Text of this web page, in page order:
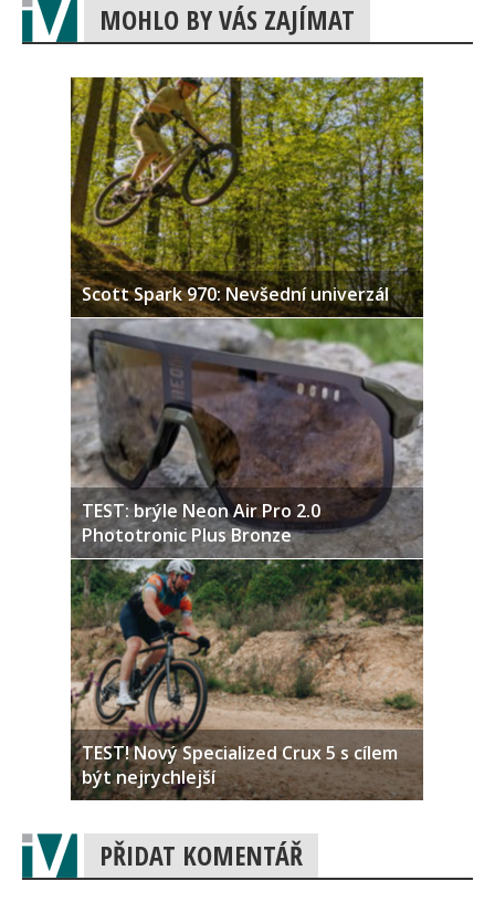
MOHLO BY VÁS ZAJÍMAT
Scott Spark 970: Nevšední univerzál
TEST: brýle Neon Air Pro 2.0
Phototronic Plus Bronze
TEST! Nový Specialized Crux 5 s cílem
být nejrychlejší
PŘIDAT KOMENTÁŘ